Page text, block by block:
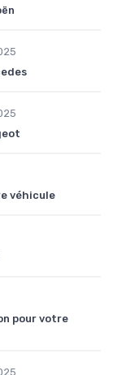
véhicule
pour votre